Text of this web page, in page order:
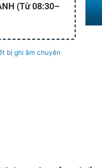
(Từ 08:30–
bị ghi âm chuyên